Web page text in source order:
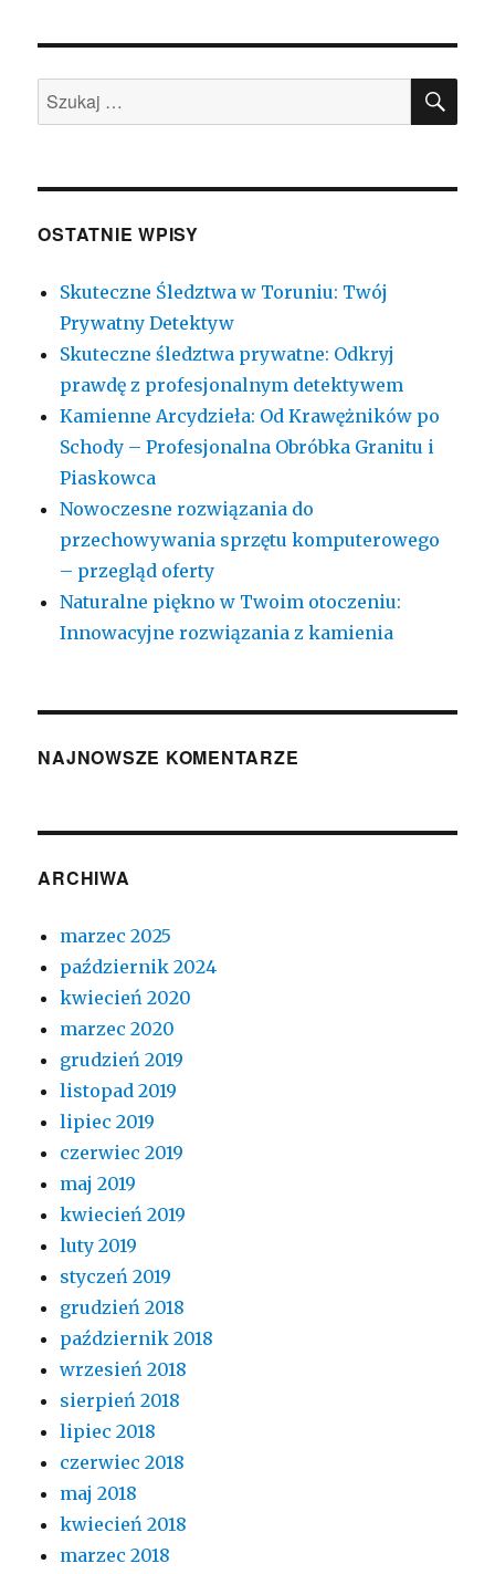
Szukaj:
OSTATNIE WPISY
Skuteczne Śledztwa w Toruniu: Twój
Prywatny Detektyw
Skuteczne śledztwa prywatne: Odkryj
prawdę z profesjonalnym detektywem
Kamienne Arcydzieła: Od Krawężników po
Schody – Profesjonalna Obróbka Granitu i
Piaskowca
Nowoczesne rozwiązania do
przechowywania sprzętu komputerowego
– przegląd oferty
Naturalne piękno w Twoim otoczeniu:
Innowacyjne rozwiązania z kamienia
NAJNOWSZE KOMENTARZE
ARCHIWA
marzec 2025
październik 2024
kwiecień 2020
marzec 2020
grudzień 2019
listopad 2019
lipiec 2019
czerwiec 2019
maj 2019
kwiecień 2019
luty 2019
styczeń 2019
grudzień 2018
październik 2018
wrzesień 2018
sierpień 2018
lipiec 2018
czerwiec 2018
maj 2018
kwiecień 2018
marzec 2018